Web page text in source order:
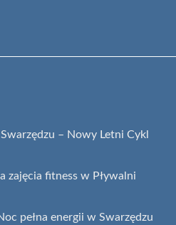
– Nowy Letni Cykl
zajęcia fitness w Pływalni
pełna energii w Swarzędzu